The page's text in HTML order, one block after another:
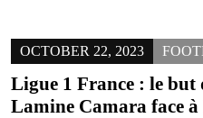
OCTOBER 22, 2023
Ligue 1 France : le but
Lamine Camara face